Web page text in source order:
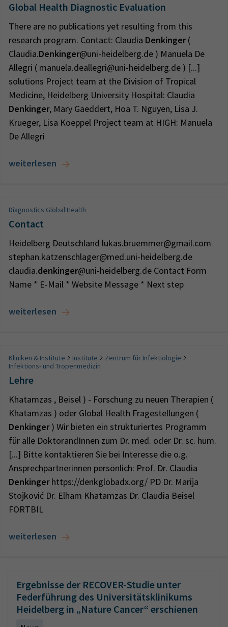
Global Health Diagnostic Evaluation
There are no publications yet resulting from this
research program. Contact: Claudia Denkinger(
Claudia.Denkinger@uni-heidelberg.de ) Manuela De
Allegri ( manuela.deallegri@uni-heidelberg.de ) [...]
solutions Project team at the Division of Tropical
Medicine, Heidelberg University Hospital: Claudia
Denkinger, Mary Gaeddert, Hoa T. Nguyen, Lisa J.
Krueger, Lisa Koeppel Project team at HIGH: Manuela
De Allegri
weiterlesen
Diagnostics Global Health
Contact
Heidelberg Deutschland lukas.bruemmer@gmail.com
stephan.katzenschlager@med.uni-heidelberg.de
claudia.denkinger@uni-heidelberg.de Contact Form
Name * E-Mail * Website Message * Next step
weiterlesen
Kliniken & Institute Institute
Zentrum für Infektiologie
Infektions- und Tropenmedizin
Lehre
Khatamzas , Beisel ) - Forschung zu neuen Therapien (
Khatamzas ) oder Global Health Fragestellungen (
Denkinger) Wir bieten ein strukturiertes Programm
für alle DoktorandInnen zum Dr. med. oder Dr. sc. hum.
[...] Bitte kontaktieren Sie bei Interesse die o.g.
Ansprechpartnerinnen persönlich: Prof. Dr. Claudia
Denkingerhttps://denkglobadx.org/ PD Dr. Marija
Stojković Dr. Elham Khatamzas Dr. Claudia Beisel
FORTBIL
weiterlesen
Ergebnisse der RECOVER-Studie unter
Federführung des Universitätsklinikums
Heidelberg in „Nature Cancer“ erschienen